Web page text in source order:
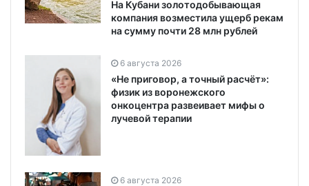
На Кубани золотодобывающая
компания возместила ущерб рекам
на сумму почти 28 млн рублей
6 августа 2026
«Не приговор, а точный расчёт»:
физик из воронежского
онкоцентра развеивает мифы о
лучевой терапии
6 августа 2026